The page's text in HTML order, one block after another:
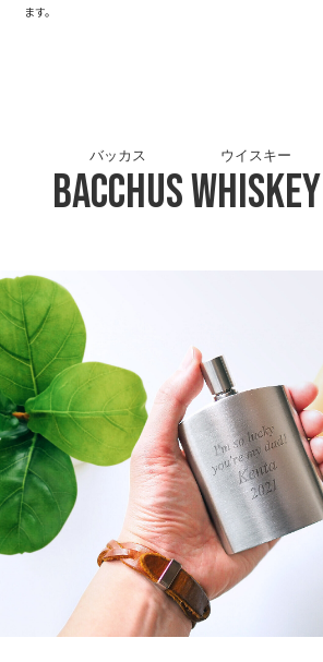
ます。
Bacchus
バッカス
Whiskey
ウイスキー